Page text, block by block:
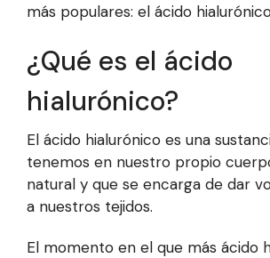
más populares: el ácido
¿Qué es el ácido
hialurónico?
El ácido hialurónico es una
tenemos en nuestro propio
natural y que se encarga de dar
a nuestros tejidos.
El momento en el que más ácido